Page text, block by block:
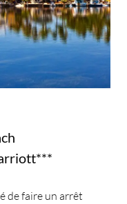
de faire un arrêt